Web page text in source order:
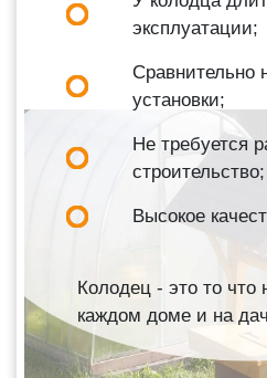
эксплуатации;
Сравнительно
установки;
Не требуется
строительство;
Высокое
Колодец - это то
каждом доме и на